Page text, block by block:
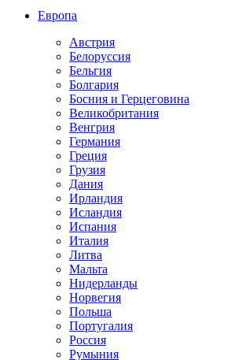
Европа
Австрия
Белоруссия
Бельгия
Болгария
Босния и Герцеговина
Великобритания
Венгрия
Германия
Греция
Грузия
Дания
Ирландия
Исландия
Испания
Италия
Литва
Мальта
Нидерланды
Норвегия
Польша
Португалия
Россия
Румыния